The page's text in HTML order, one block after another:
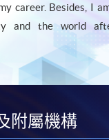
career. Besides, I
and the world
附屬機構